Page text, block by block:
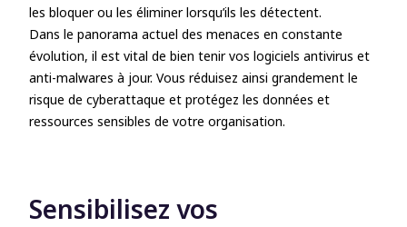
les bloquer ou les éliminer lorsqu’ils les détectent.
Dans le panorama actuel des menaces en constante
évolution, il est vital de bien tenir vos logiciels antivirus et
anti-malwares à jour. Vous réduisez ainsi grandement le
risque de cyberattaque et protégez les données et
ressources sensibles de votre organisation.
Sensibilisez vos